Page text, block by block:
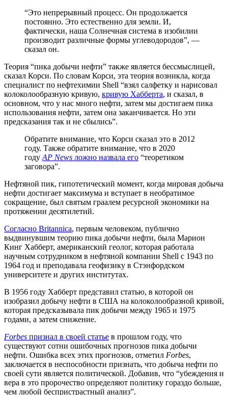
“Это непрерывный процесс. Он продолжается
постоянно. Это естественно для земли. И,
фактически, наша Солнечная система в изобилии
производит различные формы углеводородов”, —
сказал он.
Теория “пика добычи нефти” также является бессмыслицей,
сказал Корси. По словам Корси, эта теория возникла, когда
специалист по нефтехимии Shell “взял салфетку и нарисовал
колоколообразную кривую, кривую Хабберта, и сказал, в
основном, что у нас много нефти, затем мы достигаем пика
использования нефти, затем она заканчивается. Но эти
предсказания так и не сбылись”.
Обратите внимание, что Корси сказал это в 2012
году. Также обратите внимание, что в 2020
году AP News ложно назвала его “теоретиком
заговора”.
Нефтяной пик, гипотетический момент, когда мировая добыча
нефти достигает максимума и вступает в необратимое
сокращение, был святым граалем ресурсной экономики на
протяжении десятилетий.
Согласно Britannica, первым человеком, публично
выдвинувшим теорию пика добычи нефти, была Марион
Кинг Хабберт, американский геолог, которая работала
научным сотрудником в нефтяной компании Shell с 1943 по
1964 год и преподавала геофизику в Стэнфордском
университете и других институтах.
В 1956 году Хабберт представил статью, в которой он
изобразил добычу нефти в США на колоколообразной кривой,
которая предсказывала пик добычи между 1965 и 1975
годами, а затем снижение.
Forbes признал в своей статье в прошлом году, что
существуют сотни ошибочных прогнозов пика добычи
нефти. Ошибка всех этих прогнозов, отметил Forbes,
заключается в неспособности признать, что добыча нефти по
своей сути является политической. Добавив, что “убеждения и
вера в это пророчество определяют политику гораздо больше,
чем любой беспристрастный анализ”.